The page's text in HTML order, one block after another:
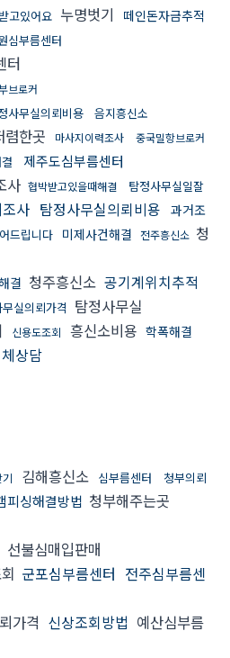
고있어요 누명벗기 떼인돈자금추적
심부름센터
터
브로커
사무실의뢰비용 음지흥신소
렴한곳 마사지이력조사 중국밀항브로커
제주도심부름센터
사 협박받고있을때해결
탐정사무실일잘
사 탐정사무실의뢰비용 과거조
드립니다 미제사건해결 전주흥신소 청
결 청주흥신소 공기계위치추적
실의뢰가격 탐정사무실
신용도조회 흥신소비용 학폭해결
상담
김해흥신소 심부름센터
청부의뢰
피싱해결방법 청부해주는곳
선불심매입판매
군포심부름센터 전주심부름센
가격 신상조회방법 예산심부름